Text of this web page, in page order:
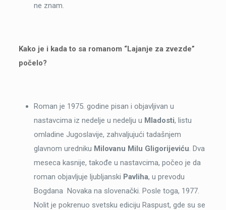
ne znam.
Kako je i kada to sa romanom “Lajanje za zvezde”
počelo?
Roman je 1975. godine pisan i objavljivan u
nastavcima iz nedelje u nedelju u Mladosti, listu
omladine Jugoslavije, zahvaljujući tadašnjem
glavnom uredniku Milovanu Milu Gligorijeviću. Dva
meseca kasnije, takođe u nastavcima, počeo je da
roman objavljuje ljubljanski Pavliha, u prevodu
Bogdana Novaka na slovenački. Posle toga, 1977.
Nolit je pokrenuo svetsku ediciju Raspust, gde su se